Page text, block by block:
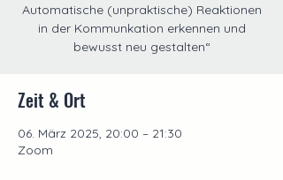
Automatische (unpraktische) Reaktionen
in der Kommunkation erkennen und
bewusst neu gestalten“
Zeit & Ort
06. März 2025, 20:00 – 21:30
Zoom